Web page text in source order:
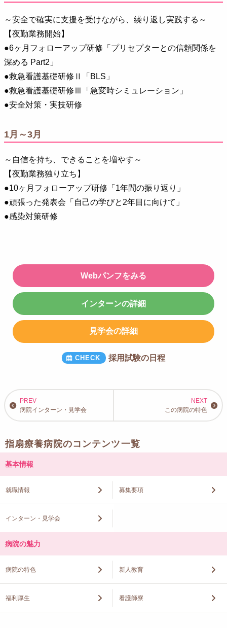
～安全で確実に支援を受けながら、繰り返し実践する～
【夜勤業務開始】
●6ヶ月フォローアップ研修「プリセプターとの信頼関係を
深める Part2」
●救急看護基礎研修Ⅱ「BLS」
●救急看護基礎研修Ⅲ「急変時シミュレーション」
●安全対策・実技研修
1月～3月
～自信を持ち、できることを増やす～
【夜勤業務独り立ち】
●10ヶ月フォローアップ研修「1年間の振り返り」
●頑張った発表会「自己の学びと2年目に向けて」
●感染対策研修
Webパンフをみる
インターンの詳細
見学会の詳細
採用試験の日程
病院インターン・見学会 この病院の特色
指扇療養病院のコンテンツ一覧
基本情報
就職情報 募集要項
インターン・見学会
病院の魅力
病院の特色 新人教育
福利厚生 看護師寮